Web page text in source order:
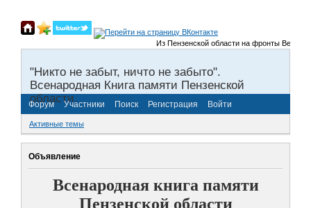
Из Пензенской области на фронты
"Никто не забыт, ничто не забыто".
Всенародная Книга памяти Пензенской
области.
Форум Участники Поиск Регистрация Войти
Активные темы
Объявление
Всенародная книга памяти
Пензенской области